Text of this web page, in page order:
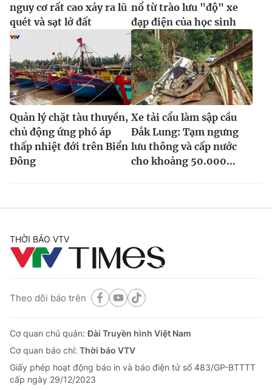
nguy cơ rất cao xảy ra lũ
quét và sạt lở đất
nổ từ trào lưu "độ" xe
đạp điện của học sinh
Quản lý chặt tàu thuyền,
chủ động ứng phó áp
thấp nhiệt đới trên Biển
Đông
Xe tải cẩu làm sập cầu
Đắk Lung: Tạm ngưng
lưu thông và cấp nước
cho khoảng 50.000...
THỜI BÁO VTV
Theo dõi báo trên
Cơ quan chủ quản:Đài Truyền hình Việt Nam
Cơ quan báo chí: Thời báo VTV
Giấy phép hoạt động báo in và báo điện tử số 483/GP-BTTTT
cấp ngày 29/12/2023